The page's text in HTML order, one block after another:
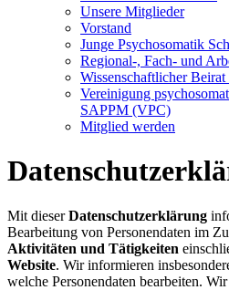
Unsere Mitglieder
Vorstand
Junge Psychosomatik
Regional-, Fach- und
Wissenschaftlicher
Vereinigung
SAPPM (VPC)
Mitglied werden
Mit dieserDatenschutzerklärung
Bearbeitung von Personendaten im
Aktivitäten und Tätigkeiten
Website. Wir informieren
welche Personendaten bearbeiten.